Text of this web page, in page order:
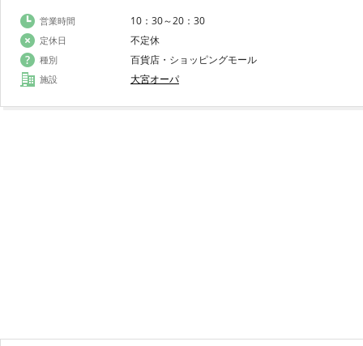
営業時間 10：30～20：30
定休日 不定休
種別 百貨店・ショッピングモール
施設 大宮オーパ